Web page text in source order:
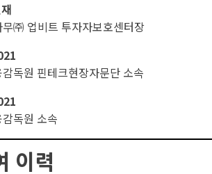
무㈜ 업비트 투자자보호센터장
독원 핀테크현장자문단 소속
독원 소속
이력